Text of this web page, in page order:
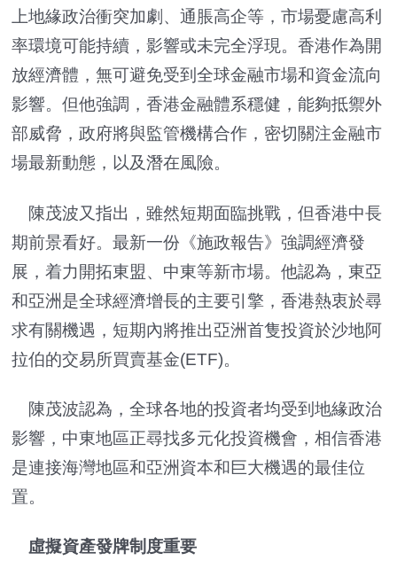
上地緣政治衝突加劇、通脹高企等，市場憂慮高利
率環境可能持續，影響或未完全浮現。香港作為開
放經濟體，無可避免受到全球金融市場和資金流向
影響。但他強調，香港金融體系穩健，能夠抵禦外
部威脅，政府將與監管機構合作，密切關注金融市
場最新動態，以及潛在風險。
陳茂波又指出，雖然短期面臨挑戰，但香港中長
期前景看好。最新一份《施政報告》強調經濟發
展，着力開拓東盟、中東等新市場。他認為，東亞
和亞洲是全球經濟增長的主要引擎，香港熱衷於尋
求有關機遇，短期內將推出亞洲首隻投資於沙地阿
拉伯的交易所買賣基金(ETF)。
陳茂波認為，全球各地的投資者均受到地緣政治
影響，中東地區正尋找多元化投資機會，相信香港
是連接海灣地區和亞洲資本和巨大機遇的最佳位
置。
虛擬資產發牌制度重要